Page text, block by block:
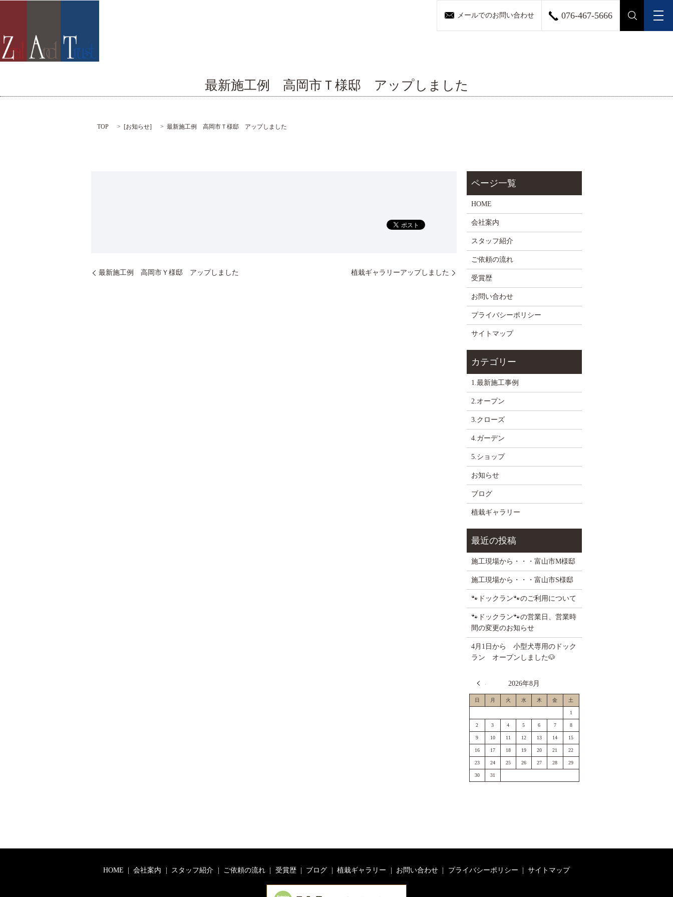
メールでのお問い合わせ 076-467-5666
最新施工例 高岡市Ｔ様邸 アップしました
TOP [お知らせ] 最新施工例 高岡市Ｔ様邸 アップしました
最新施工例 高岡市Ｙ様邸 アップしました 植栽ギャラリーアップしました
HOME
会社案内
スタッフ紹介
ご依頼の流れ
受賞歴
お問い合わせ
プライバシーポリシー
サイトマップ
1.最新施工事例
2.オープン
3.クローズ
4.ガーデン
5.ショップ
お知らせ
ブログ
植栽ギャラリー
施工現場から・・・富山市M様邸
施工現場から・・・富山市S様邸
🐾ドックラン🐾のご利用について
🐾ドックラン🐾の営業日、営業時
間の変更のお知らせ
4月1日から 小型犬専用のドック
ラン オープンしました🐶
2026年8月
日 月 火 水 木 金 土
1
2 3 4 5 6 7 8
9 10 11 12 13 14 15
16 17 18 19 20 21 22
23 24 25 26 27 28 29
30 31
HOME 会社案内 スタッフ紹介 ご依頼の流れ 受賞歴 ブログ 植栽ギャラリー お問い合わせ プライバシーポリシー サイトマップ